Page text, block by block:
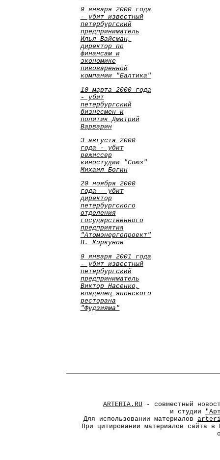
9 января 2000 года
- убит известный
петербургский
предприниматель
Илья Вайсман,
директор по
финансам и
экономике
пивоваренной
компании "Балтика"
10 марта 2000 года
- убит
петербургский
бизнесмен и
политик Дмитрий
Варварин
3 августа 2000
года - убит
режиссер
киностудии "Союз"
Михаил Богин
20 ноября 2000
года - убит
директор
петербургского
отделения
государственного
предприятия
"Атомэнергопроект"
В. Коркунов
9 января 2001 года
- убит известный
петербургский
предприниматель
Виктор Насенко,
владелец японского
ресторана
"Фудзияма"
ARTERIA.RU - совместный
и студии
Для использовании материалов
При цитировании материалов сайта